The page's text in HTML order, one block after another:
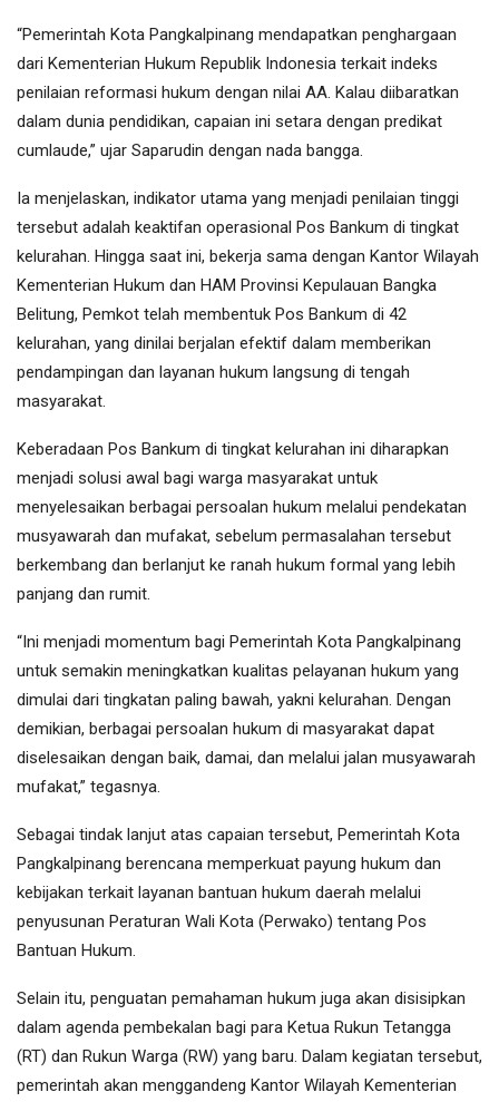
“Pemerintah Kota Pangkalpinang mendapatkan penghargaan
dari Kementerian Hukum Republik Indonesia terkait indeks
penilaian reformasi hukum dengan nilai AA. Kalau diibaratkan
dalam dunia pendidikan, capaian ini setara dengan predikat
cumlaude,” ujar Saparudin dengan nada bangga.
Ia menjelaskan, indikator utama yang menjadi penilaian tinggi
tersebut adalah keaktifan operasional Pos Bankum di tingkat
kelurahan. Hingga saat ini, bekerja sama dengan Kantor Wilayah
Kementerian Hukum dan HAM Provinsi Kepulauan Bangka
Belitung, Pemkot telah membentuk Pos Bankum di 42
kelurahan, yang dinilai berjalan efektif dalam memberikan
pendampingan dan layanan hukum langsung di tengah
masyarakat.
Keberadaan Pos Bankum di tingkat kelurahan ini diharapkan
menjadi solusi awal bagi warga masyarakat untuk
menyelesaikan berbagai persoalan hukum melalui pendekatan
musyawarah dan mufakat, sebelum permasalahan tersebut
berkembang dan berlanjut ke ranah hukum formal yang lebih
panjang dan rumit.
“Ini menjadi momentum bagi Pemerintah Kota Pangkalpinang
untuk semakin meningkatkan kualitas pelayanan hukum yang
dimulai dari tingkatan paling bawah, yakni kelurahan. Dengan
demikian, berbagai persoalan hukum di masyarakat dapat
diselesaikan dengan baik, damai, dan melalui jalan musyawarah
mufakat,” tegasnya.
Sebagai tindak lanjut atas capaian tersebut, Pemerintah Kota
Pangkalpinang berencana memperkuat payung hukum dan
kebijakan terkait layanan bantuan hukum daerah melalui
penyusunan Peraturan Wali Kota (Perwako) tentang Pos
Bantuan Hukum.
Selain itu, penguatan pemahaman hukum juga akan disisipkan
dalam agenda pembekalan bagi para Ketua Rukun Tetangga
(RT) dan Rukun Warga (RW) yang baru. Dalam kegiatan tersebut,
pemerintah akan menggandeng Kantor Wilayah Kementerian